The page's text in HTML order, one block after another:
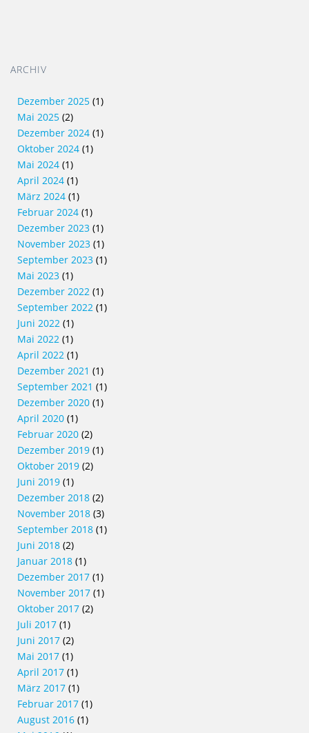
ARCHIV
Dezember 2025 (1)
Mai 2025 (2)
Dezember 2024 (1)
Oktober 2024 (1)
Mai 2024 (1)
April 2024 (1)
März 2024 (1)
Februar 2024 (1)
Dezember 2023 (1)
November 2023 (1)
September 2023 (1)
Mai 2023 (1)
Dezember 2022 (1)
September 2022 (1)
Juni 2022 (1)
Mai 2022 (1)
April 2022 (1)
Dezember 2021 (1)
September 2021 (1)
Dezember 2020 (1)
April 2020 (1)
Februar 2020 (2)
Dezember 2019 (1)
Oktober 2019 (2)
Juni 2019 (1)
Dezember 2018 (2)
November 2018 (3)
September 2018 (1)
Juni 2018 (2)
Januar 2018 (1)
Dezember 2017 (1)
November 2017 (1)
Oktober 2017 (2)
Juli 2017 (1)
Juni 2017 (2)
Mai 2017 (1)
April 2017 (1)
März 2017 (1)
Februar 2017 (1)
August 2016 (1)